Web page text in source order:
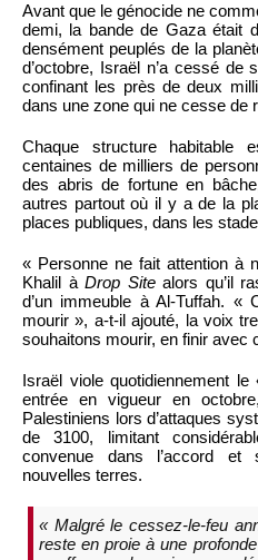
Avant que le génocide ne
demi, la bande de Gaza était
densément peuplés de la
d’octobre, Israël n’a cessé de
confinant les près de deux
dans une zone qui ne cesse de
Chaque structure habitable
centaines de milliers de
des abris de fortune en
autres partout où il y a de la
places publiques, dans les
« Personne ne fait attention à
Khalil à Drop Sitealors qu’il
d’un immeuble à Al-Tuffah. «
mourir », a-t-il ajouté, la voix
souhaitons mourir, en finir avec
Israël viole quotidiennement
entrée en vigueur en
Palestiniens lors d’attaques
de 3100, limitant
convenue dans l’accord et
nouvelles terres.
« Malgré le cessez-le-feu
reste en proie à une